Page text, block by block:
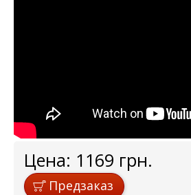
Цена: 1169 грн.
Предзаказ